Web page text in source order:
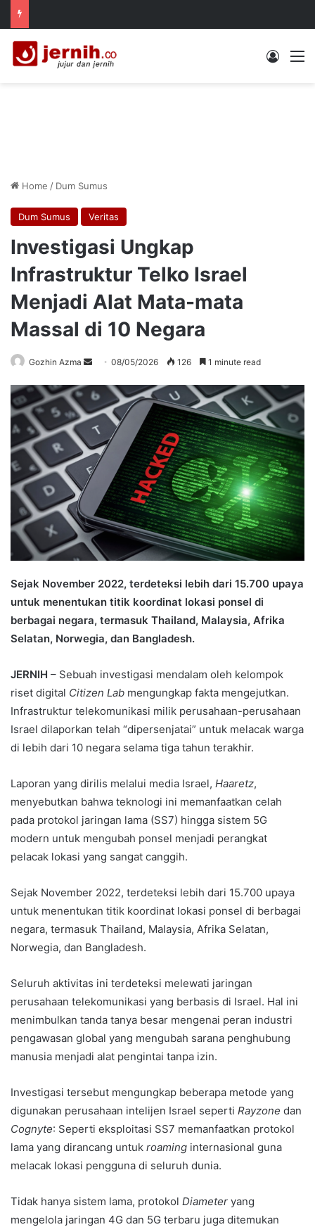
Log In
Home / Dum Sumus
Dum Sumus Veritas
Investigasi Ungkap
Infrastruktur Telko Israel
Menjadi Alat Mata-mata
Massal di 10 Negara
Gozhin Azma
Send
email
08/05/2026 126 1 minute read
Sejak November 2022, terdeteksi lebih dari 15.700 upaya
untuk menentukan titik koordinat lokasi ponsel di
berbagai negara, termasuk Thailand, Malaysia, Afrika
Selatan, Norwegia, dan Bangladesh.
JERNIH – Sebuah investigasi mendalam oleh kelompok
riset digital Citizen Lab mengungkap fakta mengejutkan.
Infrastruktur telekomunikasi milik perusahaan-perusahaan
Israel dilaporkan telah “dipersenjatai” untuk melacak warga
di lebih dari 10 negara selama tiga tahun terakhir.
Laporan yang dirilis melalui media Israel, Haaretz,
menyebutkan bahwa teknologi ini memanfaatkan celah
pada protokol jaringan lama (SS7) hingga sistem 5G
modern untuk mengubah ponsel menjadi perangkat
pelacak lokasi yang sangat canggih.
Sejak November 2022, terdeteksi lebih dari 15.700 upaya
untuk menentukan titik koordinat lokasi ponsel di berbagai
negara, termasuk Thailand, Malaysia, Afrika Selatan,
Norwegia, dan Bangladesh.
Seluruh aktivitas ini terdeteksi melewati jaringan
perusahaan telekomunikasi yang berbasis di Israel. Hal ini
menimbulkan tanda tanya besar mengenai peran industri
pengawasan global yang mengubah sarana penghubung
manusia menjadi alat pengintai tanpa izin.
Investigasi tersebut mengungkap beberapa metode yang
digunakan perusahaan intelijen Israel seperti Rayzone dan
Cognyte: Seperti eksploitasi SS7 memanfaatkan protokol
lama yang dirancang untuk roaming internasional guna
melacak lokasi pengguna di seluruh dunia.
Tidak hanya sistem lama, protokol Diameter yang
mengelola jaringan 4G dan 5G terbaru juga ditemukan